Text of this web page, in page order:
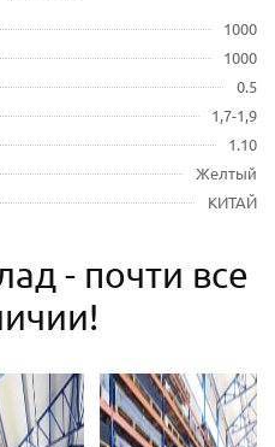
1000
1000
0.5
1,7-1,9
1.10
Желтый
КИТАЙ
- почти все